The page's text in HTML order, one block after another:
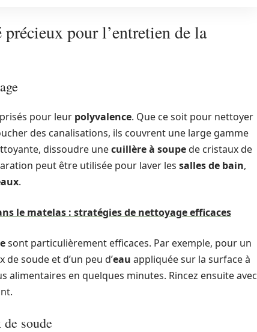
pour l’entretien de la
pour leur polyvalence. Que ce soit pour nettoyer
des canalisations, ils couvrent une large gamme
dissoudre unecuillère à soupede cristaux de
peut être utilisée pour laver les salles de bain,
.
le matelas : stratégies de nettoyage efficaces
sont particulièrement efficaces. Par exemple, pour un
soude et d’un peu d’eau appliquée sur la surface à
alimentaires en quelques minutes. Rincez ensuite avec
soude